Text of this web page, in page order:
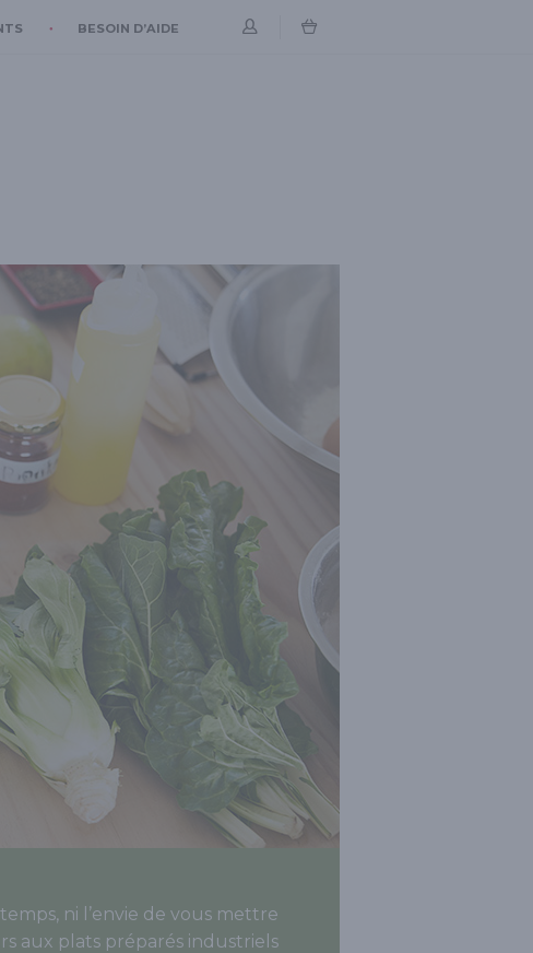
BESOIN D’AIDE
ni l’envie de vous mettre
aux plats préparés industriels